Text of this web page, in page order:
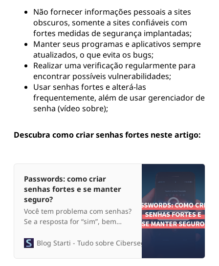
Não fornecer informações pessoais a sites
obscuros, somente a sites confiáveis com
fortes medidas de segurança implantadas;
Manter seus programas e aplicativos sempre
atualizados, o que evita os bugs;
Realizar uma verificação regularmente para
encontrar possíveis vulnerabilidades;
Usar senhas fortes e alterá-las
frequentemente, além de usar gerenciador de
senha (vídeo sobre);
Descubra como criar senhas fortes neste artigo:
Passwords: como criar
senhas fortes e se manter
seguro?
Você tem problema com senhas?
Se a resposta for “sim”, bem
resposta for “não”, isso significa
Blog Starti - Tudo sobre Cibersegurança